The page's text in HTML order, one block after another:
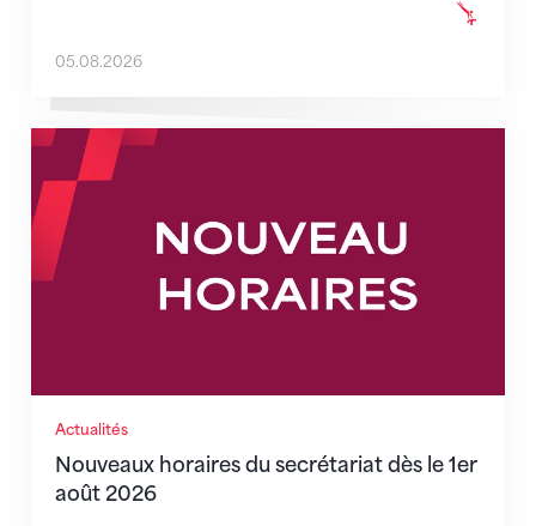
05.08.2026
Actualités
Nouveaux horaires du secrétariat dès le 1er
août 2026
Nouveaux horaires du secrétariat dès le 1er août